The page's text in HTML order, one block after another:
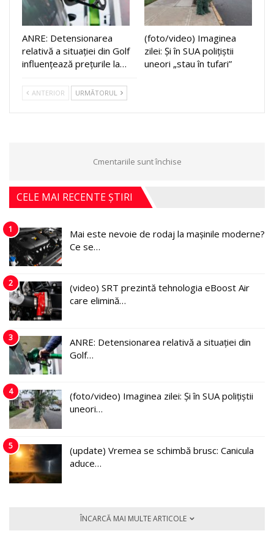
ANRE: Detensionarea
relativă a situației din Golf
influențează prețurile la…
(foto/video) Imaginea
zilei: Și în SUA polițiștii
uneori „stau în tufari”
ANTERIOR URMĂTORUL
Cmentariile sunt închise
CELE MAI RECENTE ȘTIRI
1
Mai este nevoie de rodaj la mașinile moderne?
Ce se…
2
(video) SRT prezintă tehnologia eBoost Air
care elimină…
3
ANRE: Detensionarea relativă a situației din
Golf…
4
(foto/video) Imaginea zilei: Și în SUA polițiștii
uneori…
5
(update) Vremea se schimbă brusc: Canicula
aduce…
ÎNCARCĂ MAI MULTE ARTICOLE